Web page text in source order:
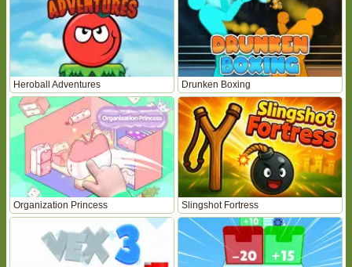
Heroball Adventures Drunken Boxing
Organization Princess Slingshot Fortress